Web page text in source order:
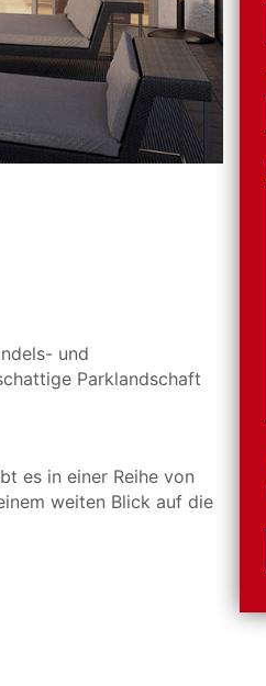
und
Parklandschaft
es in einer Reihe von
weiten Blick auf die